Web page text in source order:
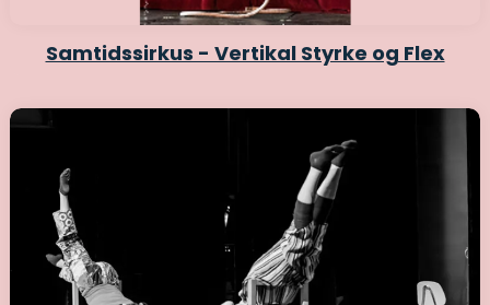
Samtidssirkus - Vertikal Styrke og Flex